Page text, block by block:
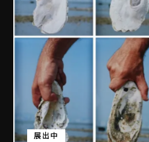
展出中